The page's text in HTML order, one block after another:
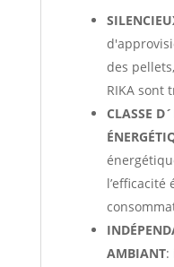
des
RIKA sont
CLASSE
l’efficacité
AMBIANT: